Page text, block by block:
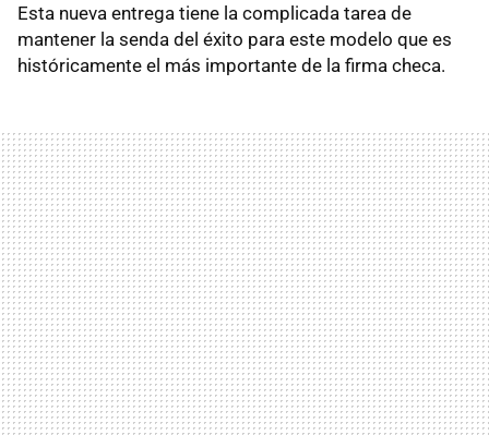
Esta nueva entrega tiene la complicada tarea de
mantener la senda del éxito para este modelo que es
históricamente el más importante de la firma checa.